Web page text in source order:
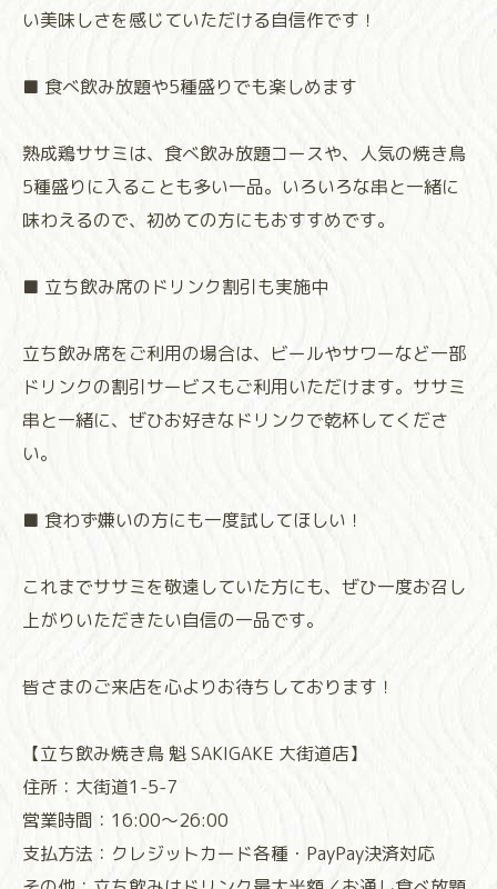
い美味しさを感じていただける自信作です！
■ 食べ飲み放題や5種盛りでも楽しめます
熟成鶏ササミは、食べ飲み放題コースや、人気の焼き鳥
5種盛りに入ることも多い一品。いろいろな串と一緒に
味わえるので、初めての方にもおすすめです。
■ 立ち飲み席のドリンク割引も実施中
立ち飲み席をご利用の場合は、ビールやサワーなど一部
ドリンクの割引サービスもご利用いただけます。ササミ
串と一緒に、ぜひお好きなドリンクで乾杯してくださ
い。
■ 食わず嫌いの方にも一度試してほしい！
これまでササミを敬遠していた方にも、ぜひ一度お召し
上がりいただきたい自信の一品です。
皆さまのご来店を心よりお待ちしております！
⁡⁡⁡⁡⁡⁡⁡⁡⁡⁡⁡⁡⁡⁡⁡⁡⁡⁡⁡⁡⁡⁡⁡⁡⁡⁡【立ち飲み焼き鳥 魁 SAKIGAKE 大街道店】
住所：大街道1-5-7
営業時間：16:00〜26:00
支払方法：クレジットカード各種・PayPay決済対応